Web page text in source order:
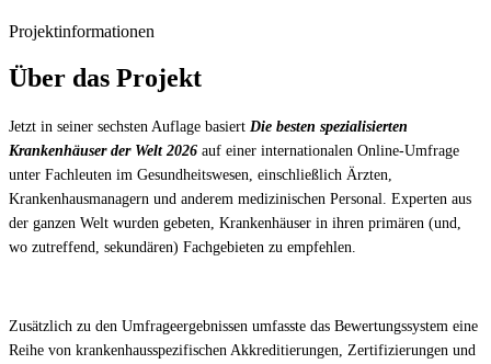
Projektinformationen
Über das Projekt
Jetzt in seiner sechsten Auflage basiert Die besten spezialisierten
Krankenhäuser der Welt 2026 auf einer internationalen Online-Umfrage
unter Fachleuten im Gesundheitswesen, einschließlich Ärzten,
Krankenhausmanagern und anderem medizinischen Personal. Experten aus
der ganzen Welt wurden gebeten, Krankenhäuser in ihren primären (und,
wo zutreffend, sekundären) Fachgebieten zu empfehlen.
Zusätzlich zu den Umfrageergebnissen umfasste das Bewertungssystem eine
Reihe von krankenhausspezifischen Akkreditierungen, Zertifizierungen und